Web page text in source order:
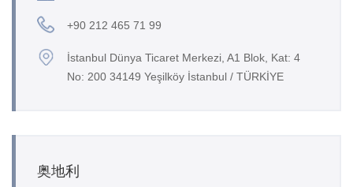
+90 212 465 71 99
İstanbul Dünya Ticaret Merkezi, A1 Blok, Kat: 4
No: 200 34149 Yeşilköy İstanbul / TÜRKİYE
奥地利